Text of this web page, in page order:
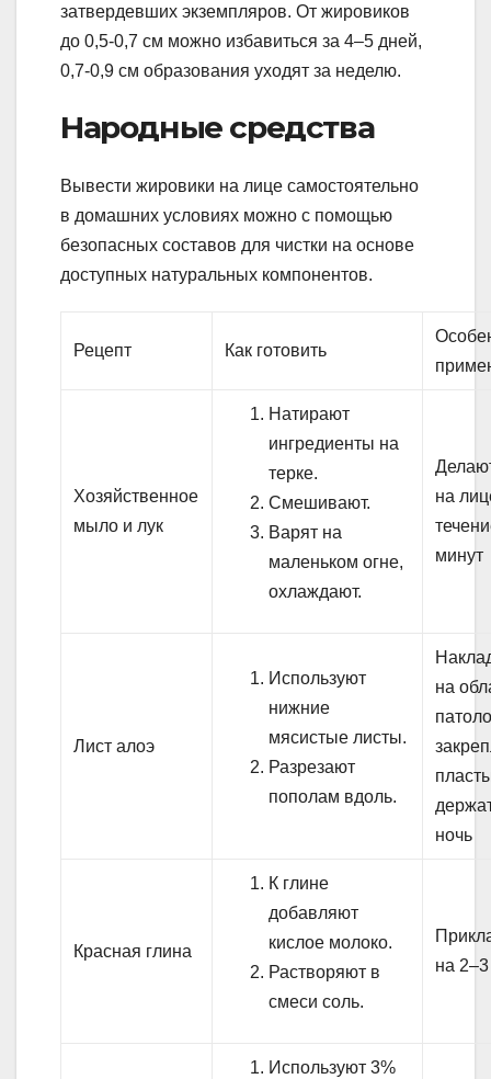
затвердевших экземпляров. От жировиков
до 0,5-0,7 см можно избавиться за 4–5 дней,
0,7-0,9 см образования уходят за неделю.
Народные средства
Вывести жировики на лице самостоятельно
в домашних условиях можно с помощью
безопасных составов для чистки на основе
доступных натуральных компонентов.
Рецепт Как готовить
Хозяйственное
мыло и лук
Натирают
ингредиенты на
терке.
Смешивают.
Варят на
маленьком огне,
охлаждают.
на
минут
Лист алоэ
Используют
нижние
мясистые листы.
Разрезают
пополам вдоль.
на
ночь
Красная глина
К глине
добавляют
кислое молоко.
Растворяют в
смеси соль.
на
Используют 3%